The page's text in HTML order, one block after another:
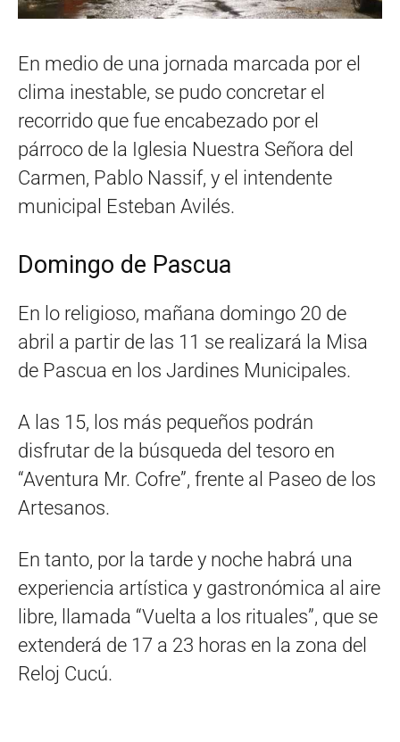
En medio de una jornada marcada por el
clima inestable, se pudo concretar el
recorrido que fue encabezado por el
párroco de la Iglesia Nuestra Señora del
Carmen, Pablo Nassif, y el intendente
municipal Esteban Avilés.
Domingo de Pascua
En lo religioso, mañana domingo 20 de
abril a partir de las 11 se realizará la Misa
de Pascua en los Jardines Municipales.
A las 15, los más pequeños podrán
disfrutar de la búsqueda del tesoro en
“Aventura Mr. Cofre”, frente al Paseo de los
Artesanos.
En tanto, por la tarde y noche habrá una
experiencia artística y gastronómica al aire
libre, llamada “Vuelta a los rituales”, que se
extenderá de 17 a 23 horas en la zona del
Reloj Cucú.